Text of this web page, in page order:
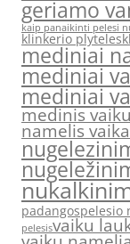
geriamo
kaip panaikinti pelesi
klinkerio plyteles
mediniai
mediniai
mediniai
medinis
namelis
padangospelesio
pelesisvaiku